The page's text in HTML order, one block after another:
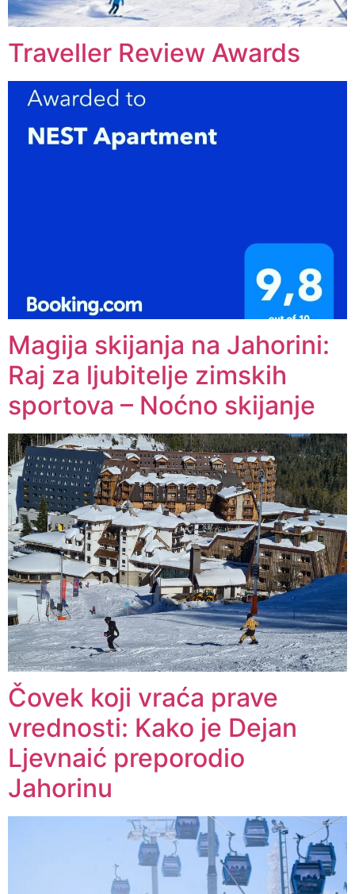
Traveller Review Awards
Magija skijanja na Jahorini:
Raj za ljubitelje zimskih
sportova – Noćno skijanje
Čovek koji vraća prave
vrednosti: Kako je Dejan
Ljevnaić preporodio
Jahorinu